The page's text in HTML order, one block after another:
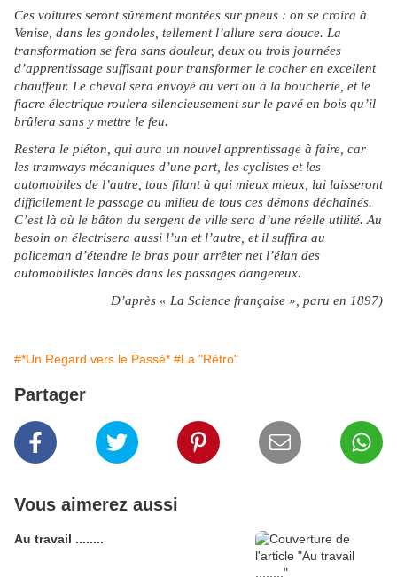
Ces voitures seront sûrement montées sur pneus : on se croira à
Venise, dans les gondoles, tellement l’allure sera douce. La
transformation se fera sans douleur, deux ou trois journées
d’apprentissage suffisant pour transformer le cocher en excellent
chauffeur. Le cheval sera envoyé au vert ou à la boucherie, et le
fiacre électrique roulera silencieusement sur le pavé en bois qu’il
brûlera sans y mettre le feu.
Restera le piéton, qui aura un nouvel apprentissage à faire, car
les tramways mécaniques d’une part, les cyclistes et les
automobiles de l’autre, tous filant à qui mieux mieux, lui laisseront
difficilement le passage au milieu de tous ces démons déchaînés.
C’est là où le bâton du sergent de ville sera d’une réelle utilité. Au
besoin on électrisera aussi l’un et l’autre, et il suffira au
policeman d’étendre le bras pour arrêter net l’élan des
automobilistes lancés dans les passages dangereux.
D’après « La Science française », paru en 1897)
#*Un Regard vers le Passé* #La "Rétro"
Partager
Vous aimerez aussi
Au travail ........